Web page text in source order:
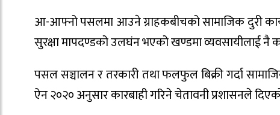
आ-आफ्नो पसलमा आउने ग्राहकबीचको सामाजिक दुरी कायम
सुरक्षा मापदण्डको उलघंन भएको खण्डमा व्यवसायीलाई नै
पसल सञ्चालन र तरकारी तथा फलफुल बिक्री गर्दा
ऐन २०२० अनुसार कारबाही गरिने चेतावनी प्रशासनले